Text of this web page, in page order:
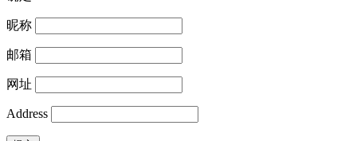
昵称
邮箱
网址
Address